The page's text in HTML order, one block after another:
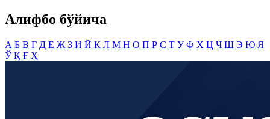
Алифбо бўйича
А Б В Г Д Е Ж З И Й К Л М Н О П Р С Т УФ Х Ц Ч Ш Э Ю Я
ЎҚ Ғ Ҳ